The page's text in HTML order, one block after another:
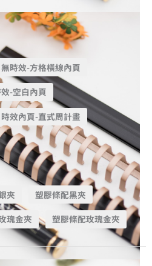
無時效-方格橫線內頁
-空白內頁
時效內頁-直式周計畫
夾 塑膠條配黑夾
瑰金夾 塑膠條配玫瑰金夾